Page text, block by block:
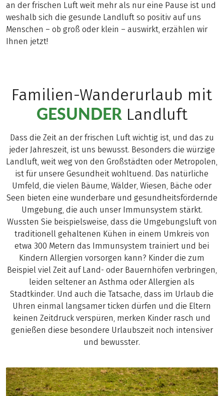
an der frischen Luft weit mehr als nur eine Pause ist und
weshalb sich die gesunde Landluft so positiv auf uns
Menschen – ob groß oder klein – auswirkt, erzählen wir
Ihnen jetzt!
Familien-Wanderurlaub mit
GESUNDERLandluft
Dass die Zeit an der frischen Luft wichtig ist, und das zu
jeder Jahreszeit, ist uns bewusst. Besonders die würzige
Landluft, weit weg von den Großstädten oder Metropolen,
ist für unsere Gesundheit wohltuend. Das natürliche
Umfeld, die vielen Bäume, Wälder, Wiesen, Bäche oder
Seen bieten eine wunderbare und gesundheitsfördernde
Umgebung, die auch unser Immunsystem stärkt.
Wussten Sie beispielsweise, dass die Umgebungsluft von
traditionell gehaltenen Kühen in einem Umkreis von
etwa 300 Metern das Immunsystem trainiert und bei
Kindern Allergien vorsorgen kann? Kinder die zum
Beispiel viel Zeit auf Land- oder Bauernhöfen verbringen,
leiden seltener an Asthma oder Allergien als
Stadtkinder. Und auch die Tatsache, dass im Urlaub die
Uhren einmal langsamer ticken dürfen und die Eltern
keinen Zeitdruck verspüren, merken Kinder rasch und
genießen diese besondere Urlaubszeit noch intensiver
und bewusster.